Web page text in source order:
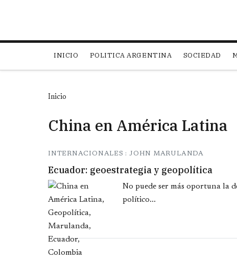
INICIO POLITICA ARGENTINA SOCIEDAD
Inicio
China en América Latina
INTERNACIONALES : JOHN MARULANDA
Ecuador: geoestrategia y geopolítica
No puede ser más oportuna la
político...